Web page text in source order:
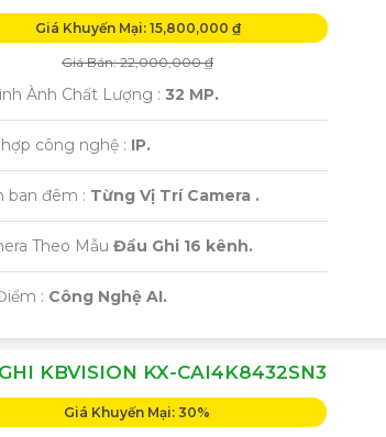
Giá Khuyến Mại: 15,800,000 ₫
Giá Bán: 22,000,000 ₫
Ành Chất Lượng : 32 MP.
công nghệ : IP.
ban đêm : Từng Vị Trí Camera .
Theo Mẫu Đầu Ghi 16 kênh.
: Công Nghệ AI.
KBVISION KX-CAI4K8432SN3
Giá Khuyến Mại: 30% ️